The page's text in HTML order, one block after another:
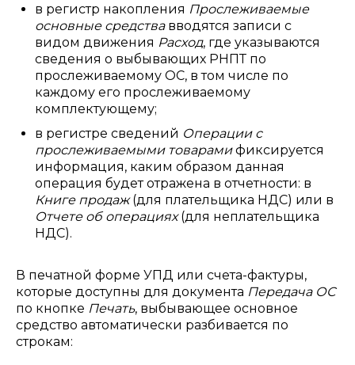
в регистр накопления Прослеживаемые
основные средствавводятся записи с
видом движения Расход, где указываются
сведения о выбывающих РНПТ по
прослеживаемому ОС, в том числе по
каждому его прослеживаемому
комплектующему;
в регистре сведений Операции с
прослеживаемыми товарамификсируется
информация, каким образом данная
операция будет отражена в отчетности: в
Книге продаж(для плательщика НДС) или в
Отчете об операциях(для неплательщика
НДС).
В печатной форме УПД или счета-фактуры,
которые доступны для документа Передача ОС
по кнопке Печать, выбывающее основное
средство автоматически разбивается по
строкам: